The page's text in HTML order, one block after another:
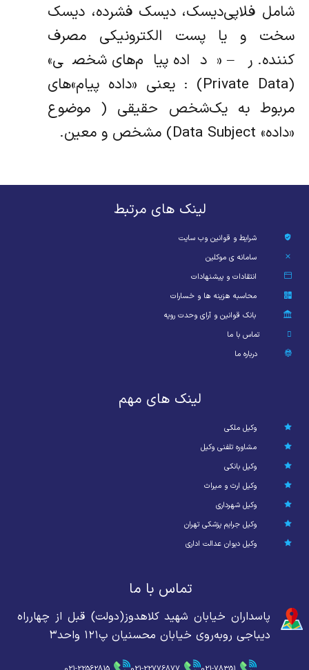
شامل فلاپی‌دیسک، دیسک فشرده، دیسک
سخت و یا پست الکترونیکی مصرف
کننده. ‌ر – «‌داده پیام‌های شخصی»
(Private Data) : یعنی «‌داده پیام»‌های
مربوط به یک‌شخص حقیقی ( موضوع
«‌داده» Data Subject) مشخص و معین.
لینک های مرتبط
شرایط و قوانین وب سایت
سامانه ی موکلین
انتقادات و پیشنهادات
محاسبه هزینه ها و خسارات
بانک قوانین و آرای وحدت رویه
تماس با ما
درباره ما
لینک های مهم
وکیل ملکی
مشاوره تلفنی وکیل
وکیل بانکی
وکیل ارث و میراث
وکیل شهرداری
وکیل جرایم پزشکی تهران
وکیل دیوان عدالت اداری
تماس با ما
پاسداران خیابان شهید کلاهدوز(دولت) قبل از چهارراه
دیباجی روبه‌روی خیابان محسنیان پ۱۲۱ واحد۳